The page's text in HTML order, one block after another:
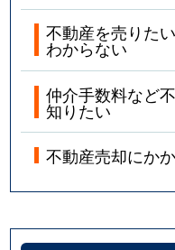
不動産を売りた
わからない
仲介手数料など
知りたい
不動産売却にか